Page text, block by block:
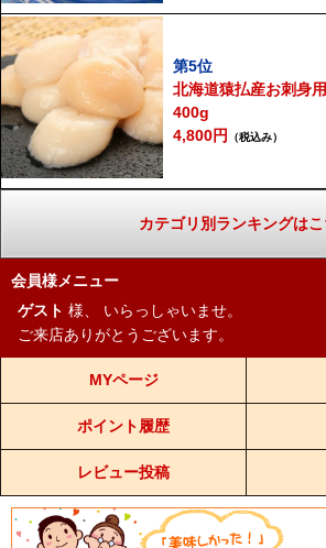
第5位
北海道猿払産お刺身
400g
4,800円 （税込み）
カテゴリ別ランキングは
会員様メニュー
ゲスト 様、
いらっしゃいませ。
ご来店ありがとうございます。
MYページ
ポイント履歴
レビュー投稿